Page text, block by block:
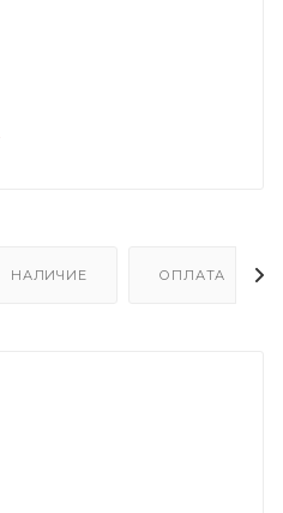
НАЛИЧИЕ ОПЛАТА